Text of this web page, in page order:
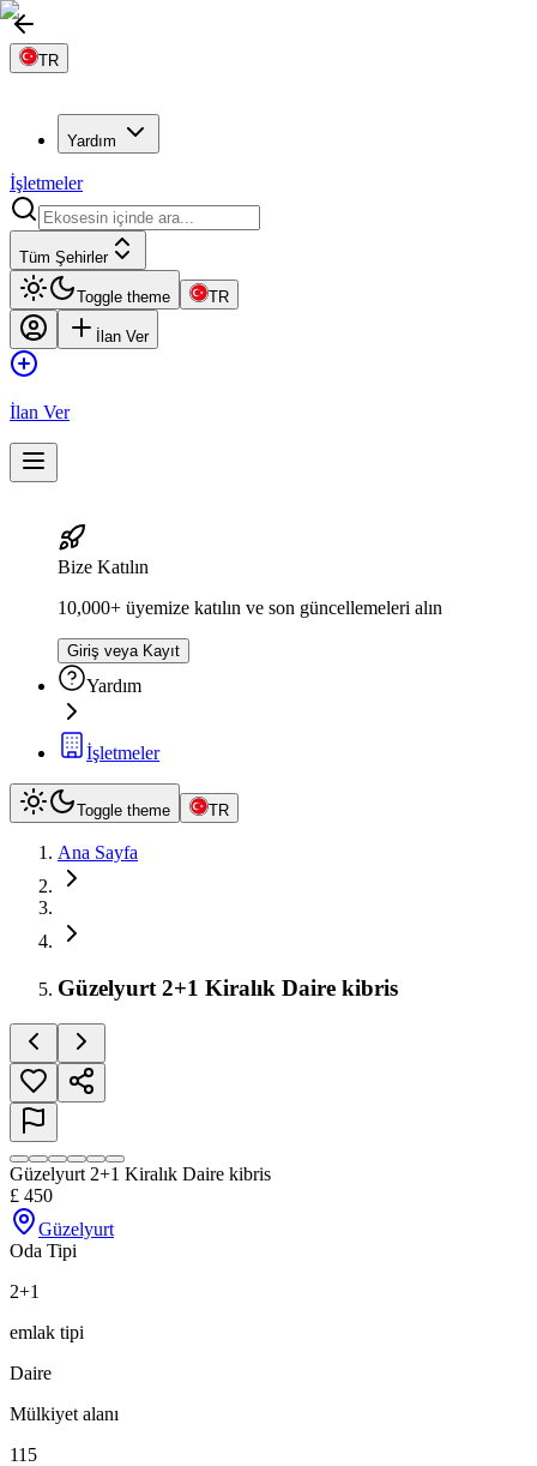
TR
Yardım
İşletmeler
Tüm Şehirler
Toggle theme TR
İlan Ver
İlan Ver
Bize Katılın
10,000+ üyemize katılın ve son güncellemeleri alın
Giriş veya Kayıt
Yardım
İşletmeler
Toggle theme TR
Ana Sayfa
Güzelyurt 2+1 Kiralık Daire kibris
Güzelyurt 2+1 Kiralık Daire kibris
£ 450
Güzelyurt
Oda Tipi
2+1
emlak tipi
Daire
Mülkiyet alanı
115